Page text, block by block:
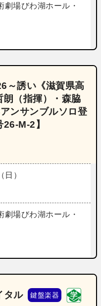
劇場びわ湖ホール・
誘い《滋賀県高
朗（指揮）・森脇
ンサンブルソロ登
】
日）
劇場びわ湖ホール・
タル 鍵盤楽器